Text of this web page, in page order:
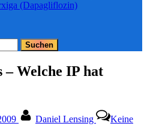
(Dapagliflozin)
Welche IP hat
Daniel Lensing
Keine